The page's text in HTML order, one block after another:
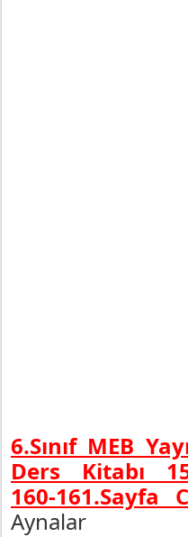
6.Sınıf MEB
Ders Kitabı
160-161.Sayfa
Aynalar